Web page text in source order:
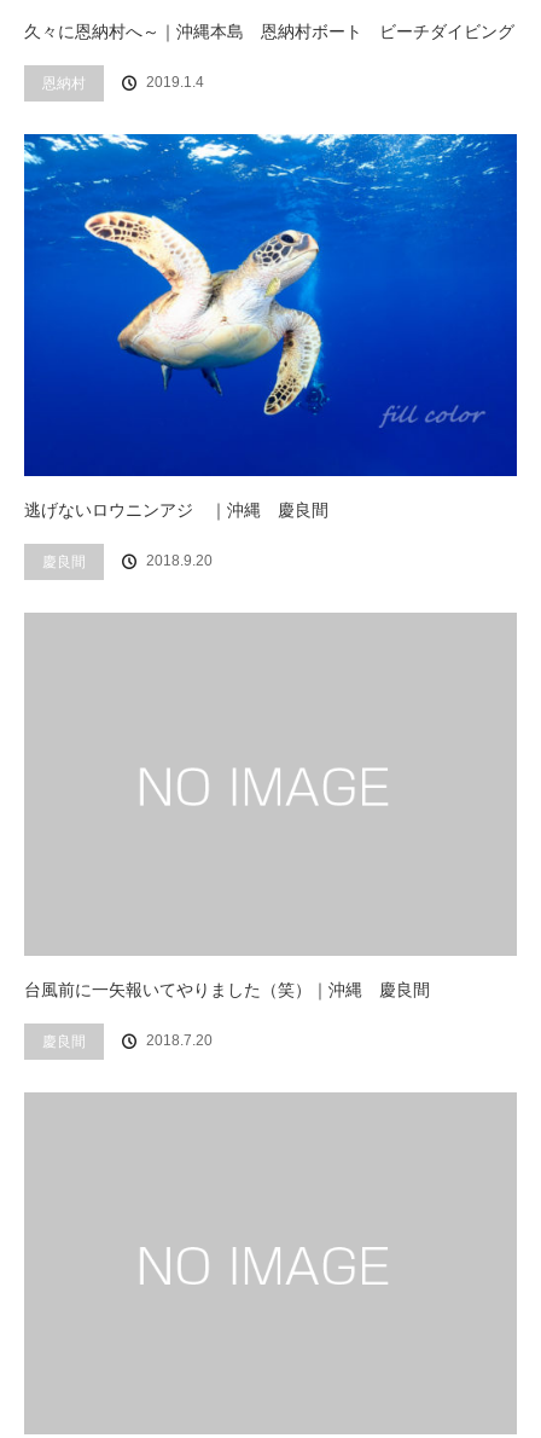
久々に恩納村へ～｜沖縄本島 恩納村ボート ビーチダイビング
恩納村 2019.1.4
逃げないロウニンアジ ｜沖縄 慶良間
慶良間 2018.9.20
台風前に一矢報いてやりました（笑）｜沖縄 慶良間
慶良間 2018.7.20